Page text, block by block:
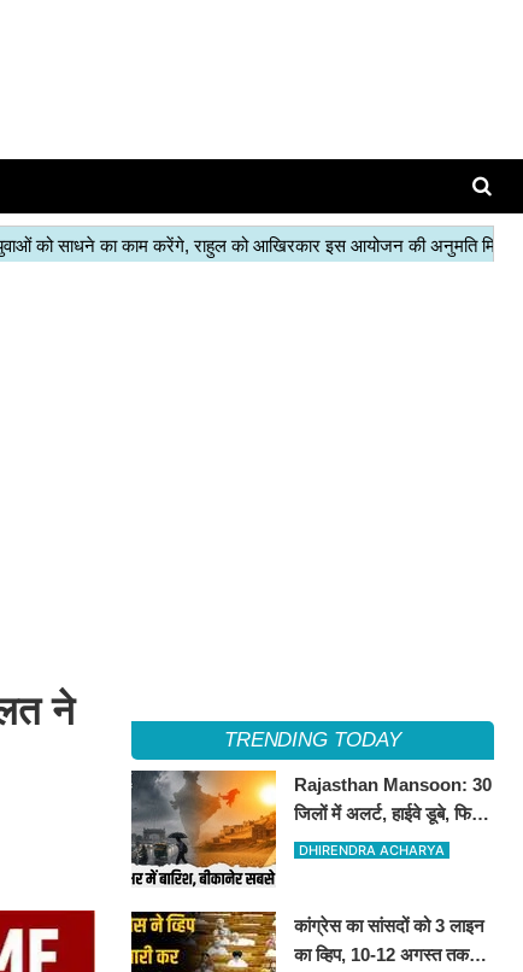
ने
TRENDING TODAY
Rajasthan Mansoon: 30
जिलों में अलर्ट, हाईवे डूबे, फिर
भी बीकानेर सबसे गर्म
DHIRENDRA ACHARYA
कांग्रेस का सांसदों को 3 लाइन
का व्हिप, 10-12 अगस्त तक